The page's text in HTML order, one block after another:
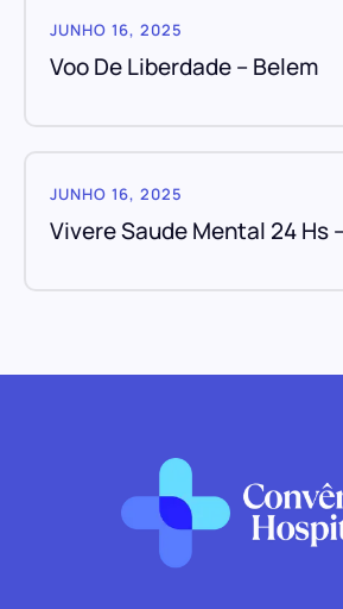
JUNHO 16, 2025
Voo De Liberdade – Belem
JUNHO 16, 2025
Vivere Saude Mental 24 Hs